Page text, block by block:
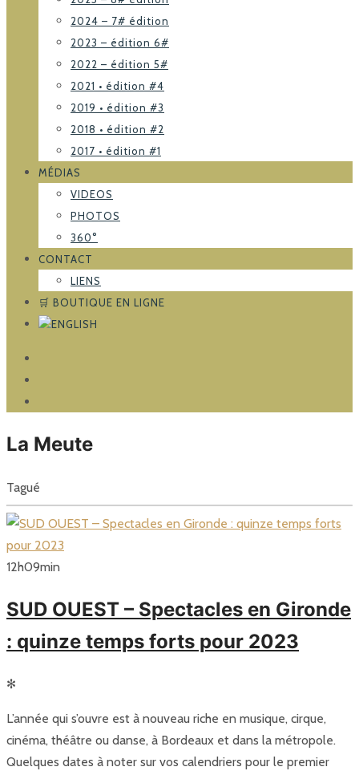
2024 – 7# édition
2023 – édition 6#
2022 – édition 5#
2021 • édition #4
2019 • édition #3
2018 • édition #2
2017 • édition #1
MÉDIAS
VIDEOS
PHOTOS
360°
CONTACT
LIENS
🛒 BOUTIQUE EN LIGNE
La Meute
Tagué
12h09min
SUD OUEST – Spectacles en Gironde
: quinze temps forts pour 2023
✻
L’année qui s’ouvre est à nouveau riche en musique, cirque,
cinéma, théâtre ou danse, à Bordeaux et dans la métropole.
Quelques dates à noter sur vos calendriers pour le premier